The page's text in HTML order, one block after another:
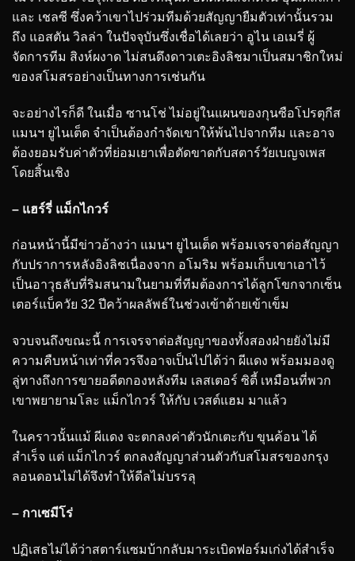
และ เชลซี ซึ่งคว้าเขาไปร่วมทีมด้วยสัญญายืมตัวเท่านั้นรวม
ถึง แอสตัน วิลล่า ในปัจจุบันซึ่งเชื่อได้เลยว่า อูไน เอเมรี่ ผู้
จัดการทีม สิงห์ผงาด ไม่สนดึงดาวเตะอิงลิชมาเป็นสมาชิกใหม่
ของสโมสรอย่างเป็นทางการเช่นกัน
จะอย่างไรก็ดี ในเมื่อ ซานโช่ ไม่อยู่ในแผนของกุนซือโปรตุกีส
แมนฯ ยูไนเต็ด จำเป็นต้องกำจัดเขาให้พ้นไปจากทีม และอาจ
ต้องยอมรับค่าตัวที่ย่อมเยาเพื่อตัดขาดกับสตาร์วัยเบญจเพส
โดยสิ้นเชิง
– แฮร์รี่ แม็กไกวร์
ก่อนหน้านี้มีข่าวอ้างว่า แมนฯ ยูไนเต็ด พร้อมเจรจาต่อสัญญา
กับปราการหลังอิงลิชเนื่องจาก อโมริม พร้อมเก็บเขาเอาไว้
เป็นอาวุธลับที่ริมสนามในยามที่ทีมต้องการได้ลูกโขกจากเซ็น
เตอร์แบ็ควัย 32 ปีคว้าผลลัพธ์ในช่วงเข้าด้ายเข้าเข็ม
จวบจนถึงขณะนี้ การเจรจาต่อสัญญาของทั้งสองฝ่ายยังไม่มี
ความคืบหน้าเท่าที่ควรจึงอาจเป็นไปได้ว่า ผีแดง พร้อมมองดู
ลู่ทางถึงการขายอดีตกองหลังทีม เลสเตอร์ ซิตี้ เหมือนที่พวก
เขาพยายามโละ แม็กไกวร์ ให้กับ เวสต์แฮม มาแล้ว
ในคราวนั้นแม้ ผีแดง จะตกลงค่าตัวนักเตะกับ ขุนค้อน ได้
สำเร็จ แต่ แม็กไกวร์ ตกลงสัญญาส่วนตัวกับสโมสรของกรุง
ลอนดอนไม่ได้จึงทำให้ดีลไม่บรรลุ
– กาเซมีโร่
ปฏิเสธไม่ได้ว่าสตาร์แซมบ้ากลับมาระเบิดฟอร์มเก่งได้สำเร็จ